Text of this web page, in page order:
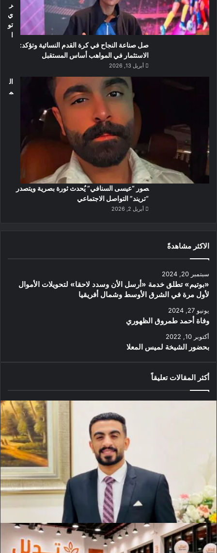
ر
ي
تو
صل صناعة النجاح في كرة القدم النسائية وتؤكد:
الاستثمار في المواهب أساس المستقبل
أبريل 13, 2026
ال
م
صور “عيسى السنافي” يُحدث ثورة بصرية ويتصدر
“تريند” التواصل الاجتماعي
أبريل 2, 2026
الاكثر مشاهدةً
سبتمبر 20, 2024
«بوتيم» تطلق خدمة «أرسل الأن وسدد لاحقا» لتحويلات الأموال
لأول مرة في الشرق الأوسط وشمال أفريقيا
يونيو 27, 2024
وفاة أحمد طمروق الظهوري
أكتوبر 10, 2022
بحضور الشيخة لميس المعلا
أكثر المقالات تعليقاً